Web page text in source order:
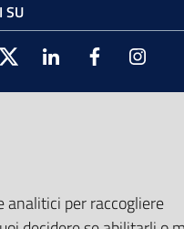
SU
Twitter Linkedin Facebook
analitici per raccogliere